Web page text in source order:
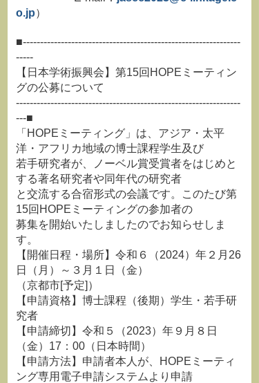
o.jp）
■---------------------------------------------------------------
-----
【日本学術振興会】第15回HOPEミーティン
グの公募について
-----------------------------------------------------------------
---■
「HOPEミーティング」は、アジア・太平
洋・アフリカ地域の博士課程学生及び
若手研究者が、ノーベル賞受賞者をはじめと
する著名研究者や同年代の研究者
と交流する合宿形式の会議です。このたび第
15回HOPEミーティングの参加者の
募集を開始いたしましたのでお知らせしま
す。
【開催日程・場所】令和６（2024）年２月26
日（月）～３月１日（金）
（京都市[予定]）
【申請資格】博士課程（後期）学生・若手研
究者
【申請締切】令和５（2023）年９月８日
（金）17：00（日本時間）
【申請方法】申請者本人が、HOPEミーティ
ング専用電子申請システムより申請